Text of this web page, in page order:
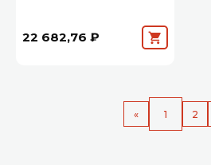
22 682,76 ₽
« 1 2